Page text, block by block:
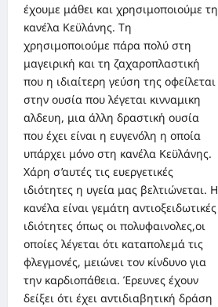
έχουμε μάθει και χρησιμοποιούμε τη
κανέλα Κεϋλάνης. Τη
χρησιμοποιούμε πάρα πολύ στη
μαγειρική και τη ζαχαροπλαστική
που η ιδιαίτερη γεύση της οφείλεται
στην ουσία που λέγεται κινναμικη
αλδευη, μια άλλη δραστική ουσία
που έχει είναι η ευγενόλη η οποία
υπάρχει μόνο στη κανέλα Κεϋλάνης.
Χάρη σ’αυτές τις ευεργετικές
ιδιότητες η υγεία μας βελτιώνεται. Η
κανέλα είναι γεμάτη αντιοξειδωτικές
ιδιότητες όπως οι πολυφαινολες,οι
οποίες λέγεται ότι καταπολεμά τις
φλεγμονές, μειώνει τον κίνδυνο για
την καρδιοπάθεια. Έρευνες έχουν
δείξει ότι έχει αντιδιαβητική δράση